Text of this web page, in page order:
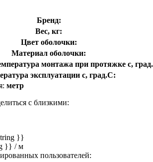
Бренд:
Вес, кг:
Цвет оболочки:
Материал оболочки:
монтажа при протяжке с,
эксплуатации с, град.C:
метр
с близкими:
}}
}} / м
пользователей: